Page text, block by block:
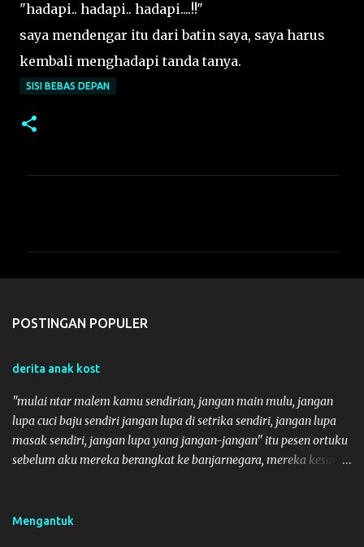
"hadapi.. hadapi.. hadapi....!!"
saya mendengar itu dari batin saya, saya harus
kembali menghadapi tanda tanya.
SISI BEBAS DEPAN
t
POSTINGAN POPULER
derita anak kost
"mulai ntar malem kamu sendirian, jangan main mulu, jangan
lupa cuci baju sendiri jangan lupa di setrika sendiri, jangan lupa
masak sendiri, jangan lupa yang jangan-jangan" itu pesen ortuku
sebelum aku mereka berangkat ke banjarnegara, mereka kesana
diitung-itung sih jauh juga jaraknya dari sby-bnjarngara di
Mengantuk